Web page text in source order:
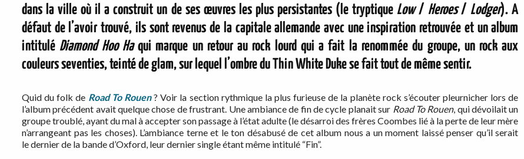
dans la ville où il a construit un de ses œuvres les plus persistantes (le tryptique Low/ Heroes/ Lodger). A
défaut de l’avoir trouvé, ils sont revenus de la capitale allemande avec une inspiration retrouvée et un album
intitulé Diamond Hoo Haqui marque un retour au rock lourd qui a fait la renommée du groupe, un rock aux
couleurs seventies, teinté de glam, sur lequel l’ombre du Thin White Duke se fait tout de même sentir.
Quid du folk de Road To Rouen? Voir la section rythmique la plus furieuse de la planète rock s’écouter pleurnicher lors de
l’album précédent avait quelque chose de frustrant. Une ambiance de fin de cycle planait sur Road To Rouen, qui dévoilait un
groupe troublé, ayant du mal à accepter son passage à l’état adulte (le désarroi des frères Coombes lié à la perte de leur mère
n’arrangeant pas les choses). L’ambiance terne et le ton désabusé de cet album nous a un moment laissé penser qu’il serait
le dernier de la bande d’Oxford, leur dernier single étant même intitulé “Fin”.